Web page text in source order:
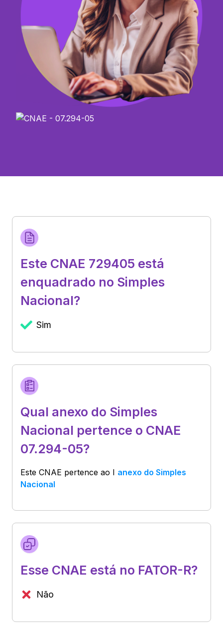
Este CNAE 729405 está
enquadrado no Simples
Nacional?
Sim
Qual anexo do Simples
Nacional pertence o CNAE
07.294-05?
Este CNAE pertence ao I anexo do Simples
Nacional
Esse CNAE está no FATOR-R?
Não